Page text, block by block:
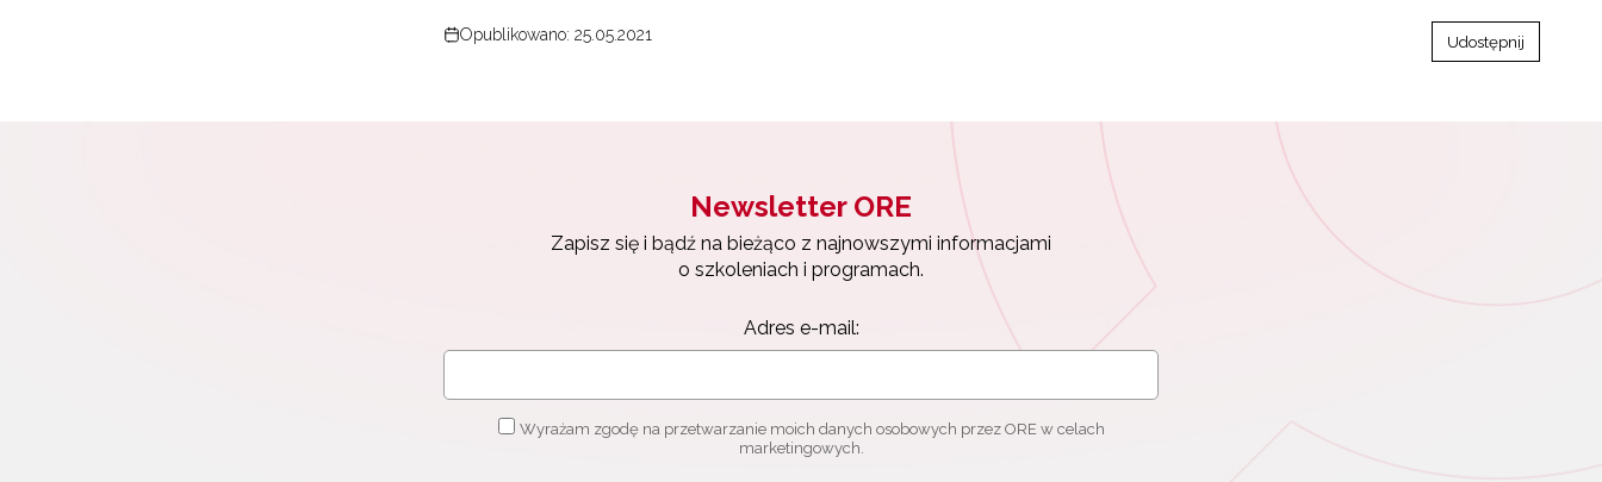
Opublikowano: 25.05.2021 Udostępnij
Newsletter ORE
Zapisz się i bądź na bieżąco z najnowszymi informacjami
o szkoleniach i programach.
Adres e-mail:
Wyrażam zgodę na przetwarzanie moich danych osobowych przez ORE w celach
marketingowych.